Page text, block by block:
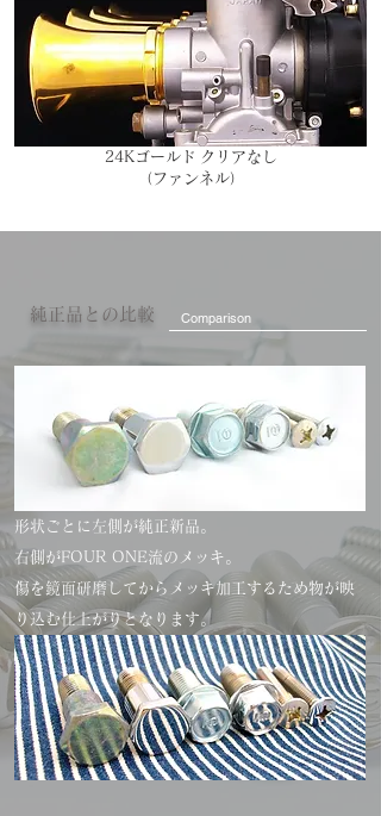
24Kゴールド クリアなし
​（ファンネル）
純正品との比較 Comparison
形状ごとに左側が純正新品。
右側がFOUR ONE流のメッキ。
​傷を鏡面研磨してからメッキ加工するため物が映
り込む仕上がりとなります。